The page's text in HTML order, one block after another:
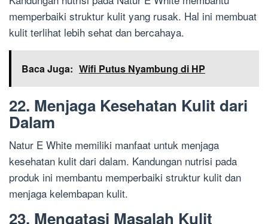
memperbaiki struktur kulit yang rusak. Hal ini membuat
kulit terlihat lebih sehat dan bercahaya.
Baca Juga: Wifi Putus Nyambung di HP
22. Menjaga Kesehatan Kulit dari
Dalam
Natur E White memiliki manfaat untuk menjaga
kesehatan kulit dari dalam. Kandungan nutrisi pada
produk ini membantu memperbaiki struktur kulit dan
menjaga kelembapan kulit.
23. Mengatasi Masalah Kulit